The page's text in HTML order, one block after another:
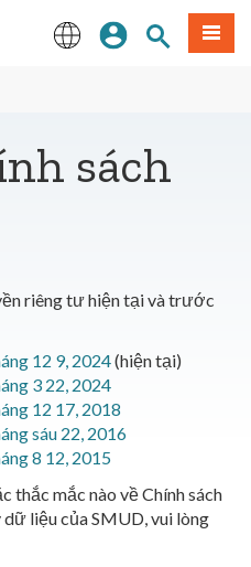
Đăng nhập
Tìm trangThực
sách
riêng tư hiện tại và trước
12 9, 2024(hiện tại)
3 22, 2024
12 17, 2018
sáu 22, 2016
8 12, 2015
thắc mắc nào về Chính sách
liệu của SMUD, vui lòng